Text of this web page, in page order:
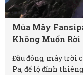
Mùa Mây
Không Muốn Rời
Đầu đông, mây trời
Pa, để lộ đỉnh